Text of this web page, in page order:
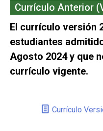
Currículo Anterior
El currículo versión
estudiantes
Agosto 2024 y que
currículo vigente.
Currículo